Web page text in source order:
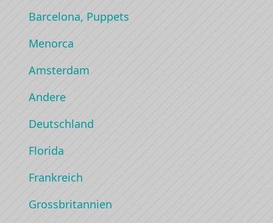
Barcelona, Puppets
Menorca
Amsterdam
Andere
Deutschland
Florida
Frankreich
Grossbritannien